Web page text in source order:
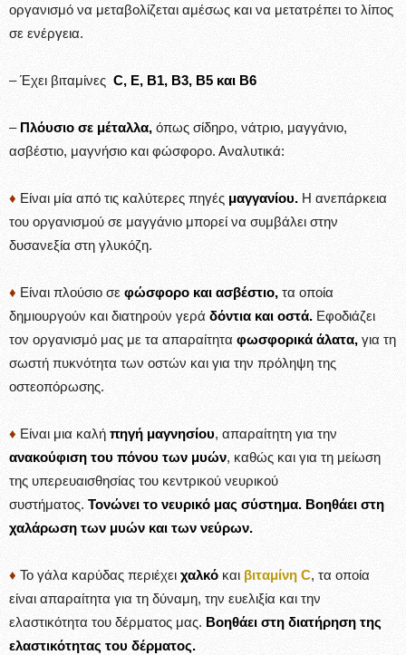
οργανισμό να μεταβολίζεται αμέσως και να μετατρέπει το λίπος
σε ενέργεια.
– Έχει βιταμίνες C, Ε, Β1, Β3, Β5 και Β6
–Πλόυσιο σε μέταλλα, όπως σίδηρο, νάτριο, μαγγάνιο,
ασβέστιο, μαγνήσιο και φώσφορο. Αναλυτικά:
♦ Είναι μία από τις καλύτερες πηγές μαγγανίου. Η ανεπάρκεια
του οργανισμού σε μαγγάνιο μπορεί να συμβάλει στην
δυσανεξία στη γλυκόζη.
♦ Είναι πλούσιο σε φώσφορο και ασβέστιο, τα οποία
δημιουργούν και διατηρούν γερά δόντια και οστά. Εφοδιάζει
τον οργανισμό μας με τα απαραίτητα φωσφορικά άλατα, για τη
σωστή πυκνότητα των οστών και για την πρόληψη της
οστεοπόρωσης.
♦ Είναι μια καλή πηγή μαγνησίου, απαραίτητη για την
ανακούφιση του πόνου των μυών, καθώς και για τη μείωση
της υπερευαισθησίας του κεντρικού νευρικού
συστήματος. Τονώνει το νευρικό μας σύστημα. Βοηθάει στη
χαλάρωση των μυών και των νεύρων.
♦ Το γάλα καρύδας περιέχει χαλκό και βιταμίνη C, τα οποία
είναι απαραίτητα για τη δύναμη, την ευελιξία και την
ελαστικότητα του δέρματος μας. Βοηθάει στη διατήρηση της
ελαστικότητας του δέρματος.